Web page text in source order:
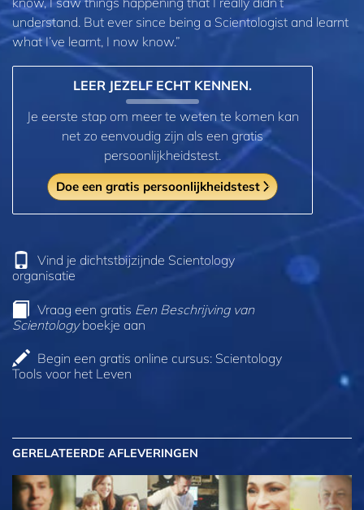
understand. But ever since being a Scientologist and learnt
what I’ve learnt, I now know.”
LEER JEZELF ECHT KENNEN.
Je eerste stap om meer te weten te komen kan
net zo eenvoudig zijn als een gratis
persoonlijkheidstest.
Doe een gratis persoonlijkheidstest
Vind je dichtstbijzijnde Scientology
organisatie
Vraag een gratis Een Beschrijving van
Scientologyboekje aan
Begin een gratis online cursus: Scientology
Tools voor het Leven
GERELATEERDE AFLEVERINGEN